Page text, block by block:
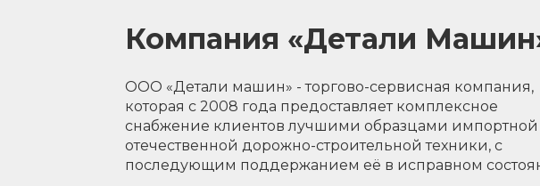
Компания «Детали
ООО «Детали машин» - торгово-сервисная компания,
которая с 2008 года предоставляет комплексное
снабжение клиентов лучшими образцами импортной
отечественной дорожно-строительной техники, с
последующим поддержанием её в исправном